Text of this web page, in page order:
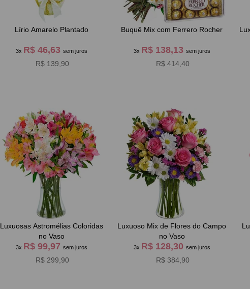
Lírio Amarelo Plantado
3x R$ 46,63 sem juros
R$ 139,90
Buquê Mix com Ferrero Rocher
3x R$ 138,13 sem juros
R$ 414,40
Luxuosas Astromélias Coloridas
no Vaso
3x R$ 99,97 sem juros
R$ 299,90
Luxuoso Mix de Flores do Campo
no Vaso
3x R$ 128,30 sem juros
R$ 384,90